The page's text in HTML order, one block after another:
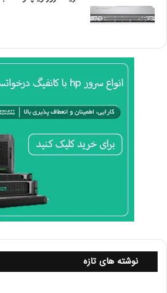
مشخصات فنی
Intel® Xeon® E5-2600 v4 product
family Intel® Xeon® E5-1600 v3
product family
1
4 or 6 or 8 or 10 or 14
Tower
نوشته های تازه